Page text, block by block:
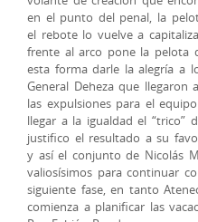
en el punto del penal, la
el rebote lo vuelve a
frente al arco pone la pelota
esta forma darle la alegría a
General Deheza que llegaron
las expulsiones para el
llegar a la igualdad el “trico”
justifico el resultado a su
y así el conjunto de Nicolás
valiosísimos para continuar
siguiente fase, en tanto
comienza a planificar las